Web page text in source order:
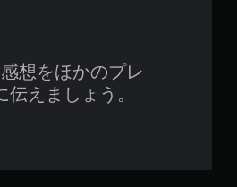
想をほかのプレ
伝えましょう。